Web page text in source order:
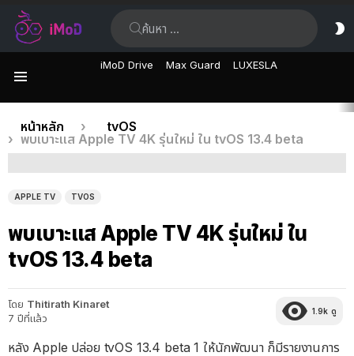
iMoD Drive Max Guard LUXESLA
เรื่อง
ล่าสุด
คุณอยู่ที่นี่:
หน้าหลัก
tvOS
พบเบาะแส Apple TV 4K รุ่นใหม่ ใน tvOS 13.4 beta
APPLE TV TVOS
พบเบาะแส Apple TV 4K รุ่นใหม่ ใน
tvOS 13.4 beta
โดย Thitirath Kinaret
7 ปีที่แล้ว
1.9k ดู
หลัง Apple ปล่อย tvOS 13.4 beta 1 ให้นักพัฒนา ก็มีรายงานการ